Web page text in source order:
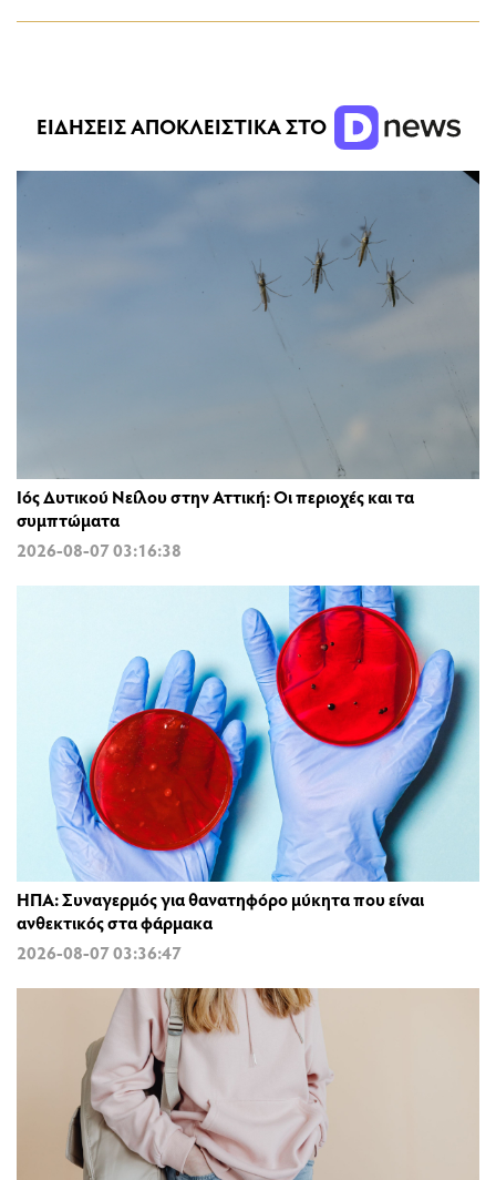
ΕΙΔΗΣΕΙΣ ΑΠΟΚΛΕΙΣΤΙΚΑ ΣΤΟ
Ιός Δυτικού Νείλου στην Αττική: Οι περιοχές και τα
συμπτώματα
2026-08-07 03:16:38
ΗΠΑ: Συναγερμός για θανατηφόρο μύκητα που είναι
ανθεκτικός στα φάρμακα
2026-08-07 03:36:47